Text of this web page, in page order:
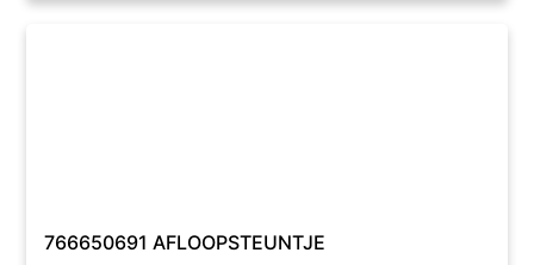
766650691 AFLOOPSTEUNTJE